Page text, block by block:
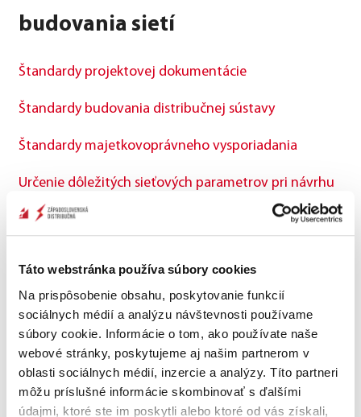
Táto webstránka používa súbory cookies
Na prispôsobenie obsahu, poskytovanie funkcií
sociálnych médií a analýzu návštevnosti používame
súbory cookie. Informácie o tom, ako používate naše
webové stránky, poskytujeme aj našim partnerom v
oblasti sociálnych médií, inzercie a analýzy. Títo partneri
môžu príslušné informácie skombinovať s ďalšími
údajmi, ktoré ste im poskytli alebo ktoré od vás získali,
budovania sietí
Štandardy projektovej dokumentácie
Štandardy budovania distribučnej sústavy
Štandardy majetkovoprávneho vysporiadania
Určenie dôležitých sieťových parametrov pri návrhu
uzemňovacích sústav 22 kV sietí
Existencia a zakresľovanie sietí
Vytyčovanie sietí
Objednávanie služieb distribúcie